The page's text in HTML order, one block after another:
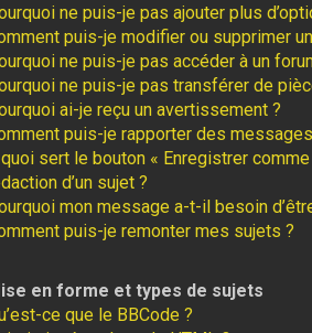
ne puis-je pas ajouter plus
puis-je modifier ou supprimer
ne puis-je pas accéder à un
ne puis-je pas transférer de
ai-je reçu un avertissement ?
puis-je rapporter des
sert le bouton « Enregistrer
d’un sujet ?
mon message a-t-il besoin
puis-je remonter mes sujets ?
en forme et types de sujets
ce que le BBCode ?